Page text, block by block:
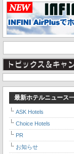
最新ホテルニュース
ASK Hotels
Choice Hotels
PR
お知らせ